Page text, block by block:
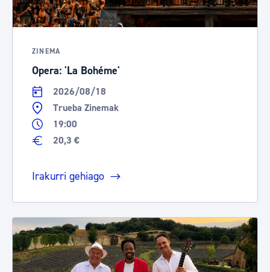
ZINEMA
Opera: 'La Bohéme'
2026/08/18
Trueba Zinemak
19:00
20,3 €
Irakurri gehiago